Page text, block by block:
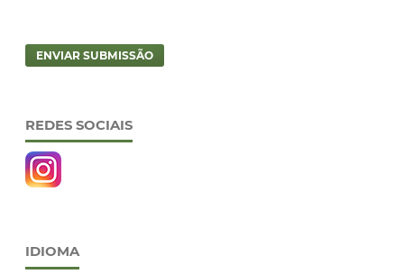
ENVIAR SUBMISSÃO
REDES SOCIAIS
IDIOMA